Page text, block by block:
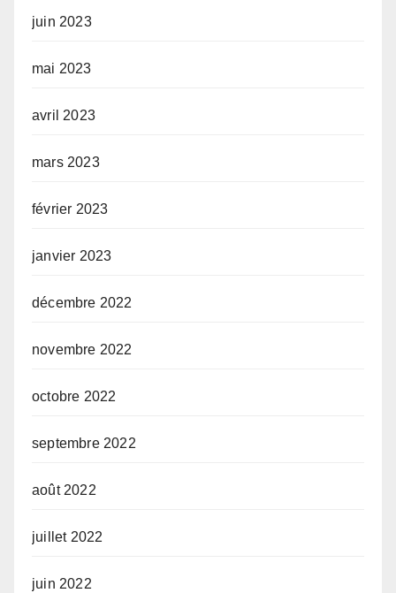
juin 2023
mai 2023
avril 2023
mars 2023
février 2023
janvier 2023
décembre 2022
novembre 2022
octobre 2022
septembre 2022
août 2022
juillet 2022
juin 2022